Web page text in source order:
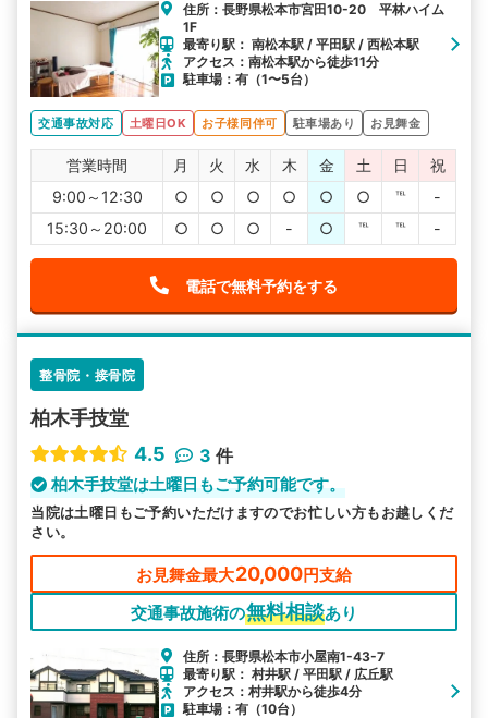
住所：長野県松本市宮田10-20 平林ハイム
1F
最寄り駅： 南松本駅 / 平田駅 / 西松本駅
アクセス：南松本駅から徒歩11分
駐車場：有（1〜5台）
交通事故対応 土曜日OK お子様同伴可 駐車場あり お見舞金
営業時間 月 火 水 木 金 土 日
祝
9:00～12:30
○ ○ ○ ○ ○ ○ ℡
-
15:30～20:00
○ ○ ○ - ○ ℡ ℡ -
電話で無料予約をする
整骨院・接骨院
柏木手技堂
4.5
3 件
柏木手技堂は土曜日もご予約可能です。
当院は土曜日もご予約いただけますのでお忙しい方もお越しくだ
さい。
お見舞金最大20,000円支給
交通事故施術の無料相談あり
住所：長野県松本市小屋南1-43-7
最寄り駅： 村井駅 / 平田駅 / 広丘駅
アクセス：村井駅から徒歩4分
駐車場：有（10台）